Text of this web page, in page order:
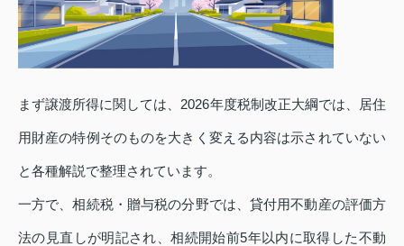
まず譲渡所得に関しては、2026年度税制改正大綱では、居住
用財産の特例そのものを大きく変える内容は示されていない
と各種解説で整理されています。
一方で、相続税・贈与税の分野では、貸付用不動産の評価方
法の見直しが明記され、相続開始前5年以内に取得した不動